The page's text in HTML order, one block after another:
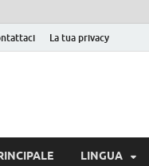
La tua privacy
LINGUA